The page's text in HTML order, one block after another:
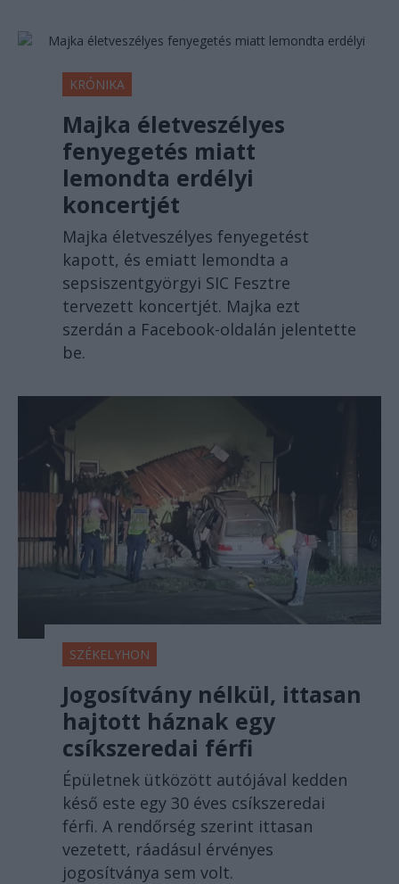
KRÓNIKA
Majka életveszélyes
fenyegetés miatt
lemondta erdélyi
koncertjét
Majka életveszélyes fenyegetést
kapott, és emiatt lemondta a
sepsiszentgyörgyi SIC Fesztre
tervezett koncertjét. Majka ezt
szerdán a Facebook-oldalán jelentette
be.
SZÉKELYHON
Jogosítvány nélkül, ittasan
hajtott háznak egy
csíkszeredai férfi
Épületnek ütközött autójával kedden
késő este egy 30 éves csíkszeredai
férfi. A rendőrség szerint ittasan
vezetett, ráadásul érvényes
jogosítványa sem volt.